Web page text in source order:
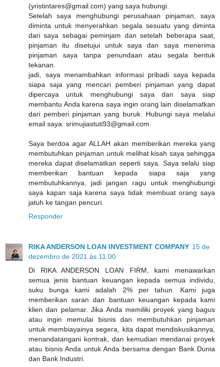
(yristintares@gmail.com) yang saya hubungi.
Setelah saya menghubungi perusahaan pinjaman, saya
diminta untuk menyerahkan segala sesuatu yang diminta
dari saya sebagai peminjam dan setelah beberapa saat,
pinjaman itu disetujui untuk saya dan saya menerima
pinjaman saya tanpa penundaan atau segala bentuk
tekanan.
jadi, saya menambahkan informasi pribadi saya kepada
siapa saja yang mencari pemberi pinjaman yang dapat
dipercaya untuk menghubungi saya dan saya siap
membantu Anda karena saya ingin orang lain diselamatkan
dari pemberi pinjaman yang buruk. Hubungi saya melalui
email saya: srimujiastuti93@gmail.com
Saya berdoa agar ALLAH akan memberikan mereka yang
membutuhkan pinjaman untuk melihat kisah saya sehingga
mereka dapat diselamatkan seperti saya. Saya selalu siap
memberikan bantuan kepada siapa saja yang
membutuhkannya, jadi jangan ragu untuk menghubungi
saya kapan saja karena saya tidak membuat orang saya
jatuh ke tangan pencuri.
Responder
RIKA ANDERSON LOAN INVESTMENT COMPANY 15 de
dezembro de 2021 às 11:00
Di RIKA ANDERSON LOAN FIRM, kami menawarkan
semua jenis bantuan keuangan kepada semua individu,
suku bunga kami adalah 2% per tahun. Kami juga
memberikan saran dan bantuan keuangan kepada kami
klien dan pelamar. Jika Anda memiliki proyek yang bagus
atau ingin memulai bisnis dan membutuhkan pinjaman
untuk membiayainya segera, kita dapat mendiskusikannya,
menandatangani kontrak, dan kemudian mendanai proyek
atau bisnis Anda untuk Anda bersama dengan Bank Dunia
dan Bank Industri.